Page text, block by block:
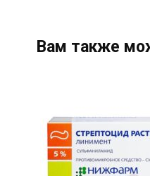
Вам также